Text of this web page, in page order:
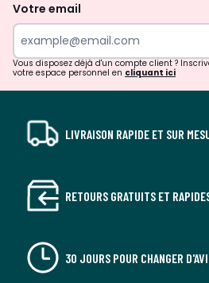
Votre email
Vous disposez déjà d'un compte client ?
votre espace personnel en cliquant ici
LIVRAISON RAPIDE ET SUR
RETOURS GRATUITS ET
30 JOURS POUR CHANGER